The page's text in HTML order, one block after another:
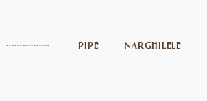
PIPE NARGHILELE